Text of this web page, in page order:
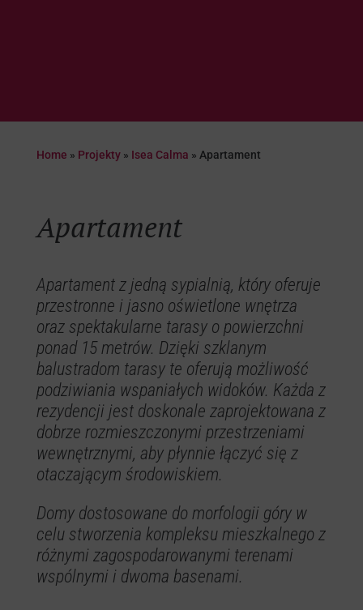
Home » Projekty» Isea Calma » Apartament
Apartament
Apartament z jedną sypialnią, który oferuje
przestronne i jasno oświetlone wnętrza
oraz spektakularne tarasy o powierzchni
ponad 15 metrów. Dzięki szklanym
balustradom tarasy te oferują możliwość
podziwiania wspaniałych widoków. Każda z
rezydencji jest doskonale zaprojektowana z
dobrze rozmieszczonymi przestrzeniami
wewnętrznymi, aby płynnie łączyć się z
otaczającym środowiskiem.
Domy dostosowane do morfologii góry w
celu stworzenia kompleksu mieszkalnego z
różnymi zagospodarowanymi terenami
wspólnymi i dwoma basenami.